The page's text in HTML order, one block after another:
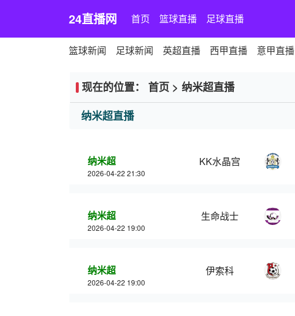
24直播网 首页 篮球直播 足球直播
篮球新闻 足球新闻 英超直播 西甲直播 意甲直播
现在的位置： 首页 > 纳米超直播
纳米超直播
纳米超
2026-04-22 21:30
KK水晶宫
纳米超
2026-04-22 19:00
生命战士
纳米超
2026-04-22 19:00
伊索科